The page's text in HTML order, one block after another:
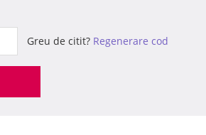
Greu de citit? Regenerare cod